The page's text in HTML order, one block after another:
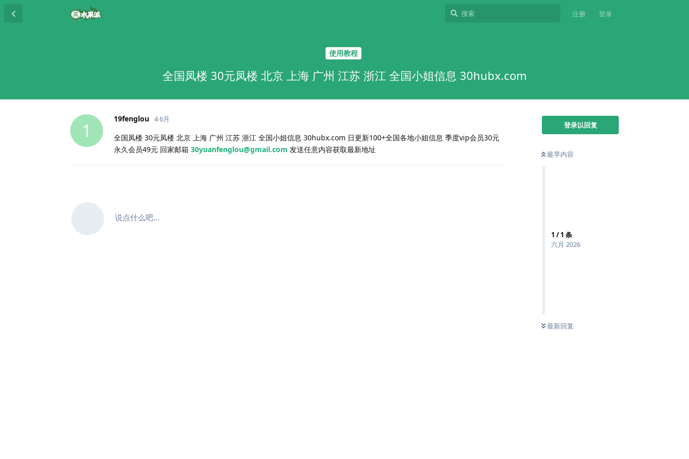
注册 登录
使用教程
全国凤楼 30元凤楼 北京 上海 广州 江苏 浙江 全国小姐信息 30hubx.com
登录以回复
最早内容
1 /1 条
六月 2026
最新回复
1
19fenglou 4 6月
全国凤楼 30元凤楼 北京 上海 广州 江苏 浙江 全国小姐信息 30hubx.com 日更新100+全国各地小姐信息 季度vip会员30元
永久会员49元 回家邮箱 30yuanfenglou@gmail.com 发送任意内容获取最新地址
说点什么吧...